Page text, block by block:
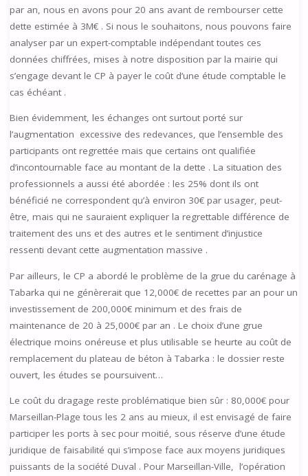
par an, nous en avons pour 20 ans avant de rembourser cette
dette estimée à 3M€ . Si nous le souhaitons, nous pouvons faire
analyser par un expert-comptable indépendant toutes ces
données chiffrées, mises à notre disposition par la mairie qui
s’engage devant le CP à payer le coût d’une étude comptable le
cas échéant .
Bien évidemment, les échanges ont surtout porté sur
l’augmentation excessive des redevances, que l’ensemble des
participants ont regrettée mais que certains ont qualifiée
d’incontournable face au montant de la dette . La situation des
professionnels a aussi été abordée : les 25% dont ils ont
bénéficié ne correspondent qu’à environ 30€ par usager, peut-
être, mais qui ne sauraient expliquer la regrettable différence de
traitement des uns et des autres et le sentiment d’injustice
ressenti devant cette augmentation massive .
Par ailleurs, le CP a abordé le problème de la grue du carénage à
Tabarka qui ne génèrerait que 12,000€ de recettes par an pour un
investissement de 200,000€ minimum et des frais de
maintenance de 20 à 25,000€ par an . Le choix d’une grue
électrique moins onéreuse et plus utilisable se heurte au coût de
remplacement du plateau de béton à Tabarka : le dossier reste
ouvert, les études se poursuivent…
Le coût du dragage reste problématique bien sûr : 80,000€ pour
Marseillan-Plage tous les 2 ans au mieux, il est envisagé de faire
participer les ports à sec pour moitié, sous réserve d’une étude
juridique de faisabilité qui s’impose face aux moyens juridiques
puissants de la société Duval . Pour Marseillan-Ville, l’opération